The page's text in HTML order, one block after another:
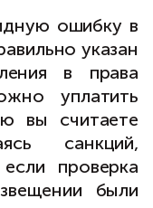
ошибку в
указан
в права
уплатить
вы считаете
санкций,
проверка
были